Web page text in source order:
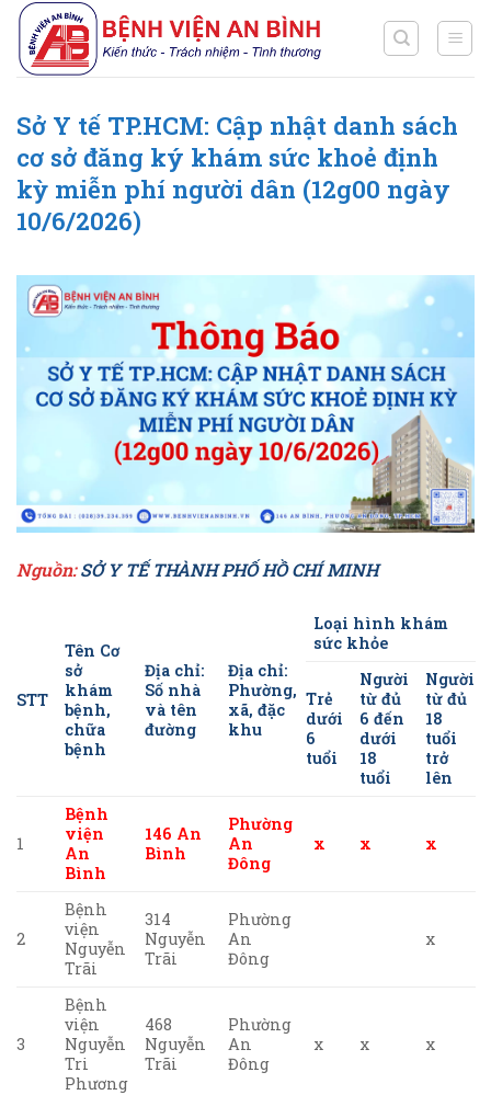
Chuyển
đến
nội
Sở Y tế TP.HCM: Cập nhật danh sách
cơ sở đăng ký khám sức khoẻ định
kỳ miễn phí người dân (12g00 ngày
10/6/2026)
Nguồn:SỞ Y TẾ THÀNH PHỐ HỒ CHÍ MINH
STT
Tên Cơ
sở
khám
bệnh,
chữa
bệnh
Địa chỉ:
Số nhà
và tên
đường
Địa chỉ:
Phường,
xã, đặc
khu
Loại hình khám
sức khỏe
Trẻ
dưới
6
tuổi
Người
từ đủ
6 đến
dưới
18
tuổi
Người
từ đủ
18
tuổi
trở
lên
1
Bệnh
viện
An
Bình
146 An
Bình
Phường
An
Đông
x x x
2
Bệnh
viện
Nguyễn
Trãi
314
Nguyễn
Trãi
Phường
An
Đông
x
3
Bệnh
viện
Nguyễn
Tri
Phương
468
Nguyễn
Trãi
Phường
An
Đông
x x x